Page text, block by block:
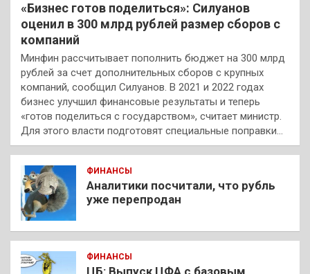
«Бизнес готов поделиться»: Силуанов
оценил в 300 млрд рублей размер сборов с
компаний
Минфин рассчитывает пополнить бюджет на 300 млрд
рублей за счет дополнительных сборов с крупных
компаний, сообщил Силуанов. В 2021 и 2022 годах
бизнес улучшил финансовые результаты и теперь
«готов поделиться с государством», считает министр.
Для этого власти подготовят специальные поправки…
ФИНАНСЫ
Аналитики посчитали, что рубль
уже перепродан
ФИНАНСЫ